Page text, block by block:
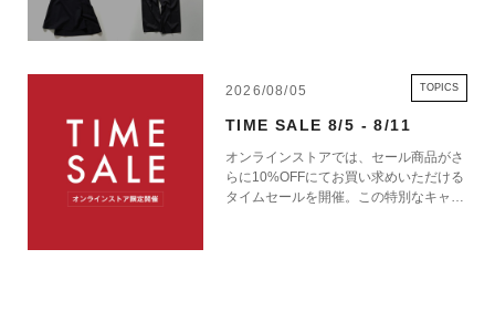
2026/08/05 TOPICS
TIME SALE 8/5 - 8/11
オンラインストアでは、セール商品がさ
らに10%OFFにてお買い求めいただける
タイムセールを開催。この特別なキャン